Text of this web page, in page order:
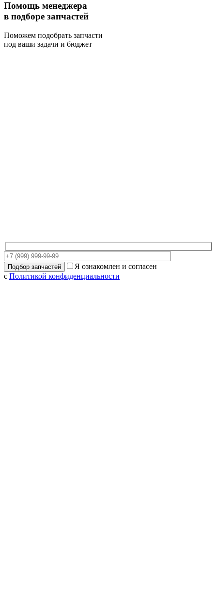
Помощь менеджера
в подборе запчастей
Поможем подобрать запчасти
под ваши задачи и бюджет
Я ознакомлен и согласен
с Политикой конфиденциальности